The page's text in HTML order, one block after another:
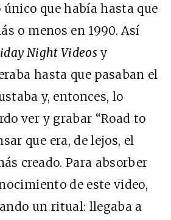
único que había hasta que
o menos en 1990. Así
Night Videosy
hasta que pasaban el
y, entonces, lo
ver y grabar “Road to
que era, de lejos, el
creado. Para absorber
de este video,
un ritual: llegaba a